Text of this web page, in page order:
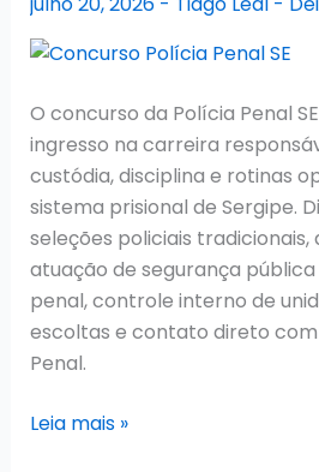
publicado!
O concurso da Polícia Penal
ingresso na carreira
custódia, disciplina e rotinas
sistema prisional de Sergipe.
seleções policiais
atuação de segurança
penal, controle interno de
escoltas e contato direto com
Penal.
Concurso
Leia mais »